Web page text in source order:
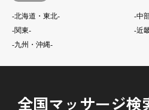
-北海道・東北-
-中
-関東-
-近
-九州・沖縄-
全国マッサージ検